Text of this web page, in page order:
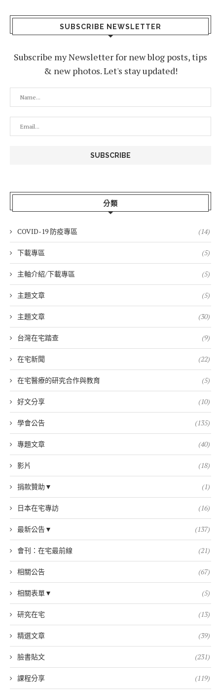
SUBSCRIBE NEWSLETTER
Subscribe my Newsletter for new blog posts, tips
& new photos. Let's stay updated!
分類
COVID-19 防疫專區 (14)
下載專區 (5)
主軸介紹/下載專區 (5)
主題文章 (5)
主題文章 (30)
台灣在宅踏查 (9)
在宅新聞 (22)
在宅醫療的研究合作與教育 (5)
好文分享 (10)
學會公告 (135)
專題文章 (40)
影片 (18)
捐款贊助▼ (1)
日本在宅專訪 (16)
最新公告▼ (137)
會刊：在宅最前線 (21)
相關公告 (67)
相關表單▼ (5)
研究在宅 (13)
精選文章 (39)
臉書貼文 (231)
課程分享 (119)